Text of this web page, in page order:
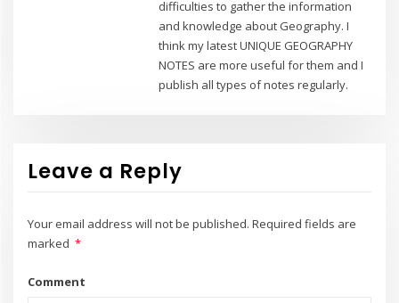
difficulties to gather the information
and knowledge about Geography. I
think my latest UNIQUE GEOGRAPHY
NOTES are more useful for them and I
publish all types of notes regularly.
Leave a Reply
Your email address will not be published. Required fields are
marked *
Comment